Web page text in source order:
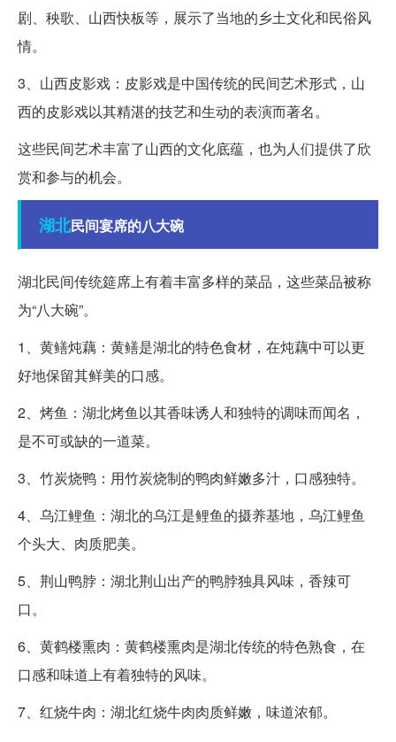
剧、秧歌、山西快板等，展示了当地的乡土文化和民俗风
情。
3、山西皮影戏：皮影戏是中国传统的民间艺术形式，山
西的皮影戏以其精湛的技艺和生动的表演而著名。
这些民间艺术丰富了山西的文化底蕴，也为人们提供了欣
赏和参与的机会。
湖北民间宴席的八大碗
湖北民间传统筵席上有着丰富多样的菜品，这些菜品被称
为“八大碗”。
1、黄鳝炖藕：黄鳝是湖北的特色食材，在炖藕中可以更
好地保留其鲜美的口感。
2、烤鱼：湖北烤鱼以其香味诱人和独特的调味而闻名，
是不可或缺的一道菜。
3、竹炭烧鸭：用竹炭烧制的鸭肉鲜嫩多汁，口感独特。
4、乌江鲤鱼：湖北的乌江是鲤鱼的摄养基地，乌江鲤鱼
个头大、肉质肥美。
5、荆山鸭脖：湖北荆山出产的鸭脖独具风味，香辣可
口。
6、黄鹤楼熏肉：黄鹤楼熏肉是湖北传统的特色熟食，在
口感和味道上有着独特的风味。
7、红烧牛肉：湖北红烧牛肉肉质鲜嫩，味道浓郁。